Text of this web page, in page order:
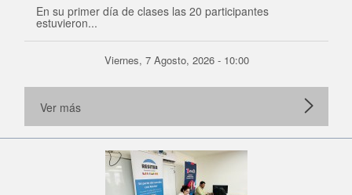
En su primer día de clases las 20 participantes
estuvieron...
Viernes, 7 Agosto, 2026 - 10:00
Ver más